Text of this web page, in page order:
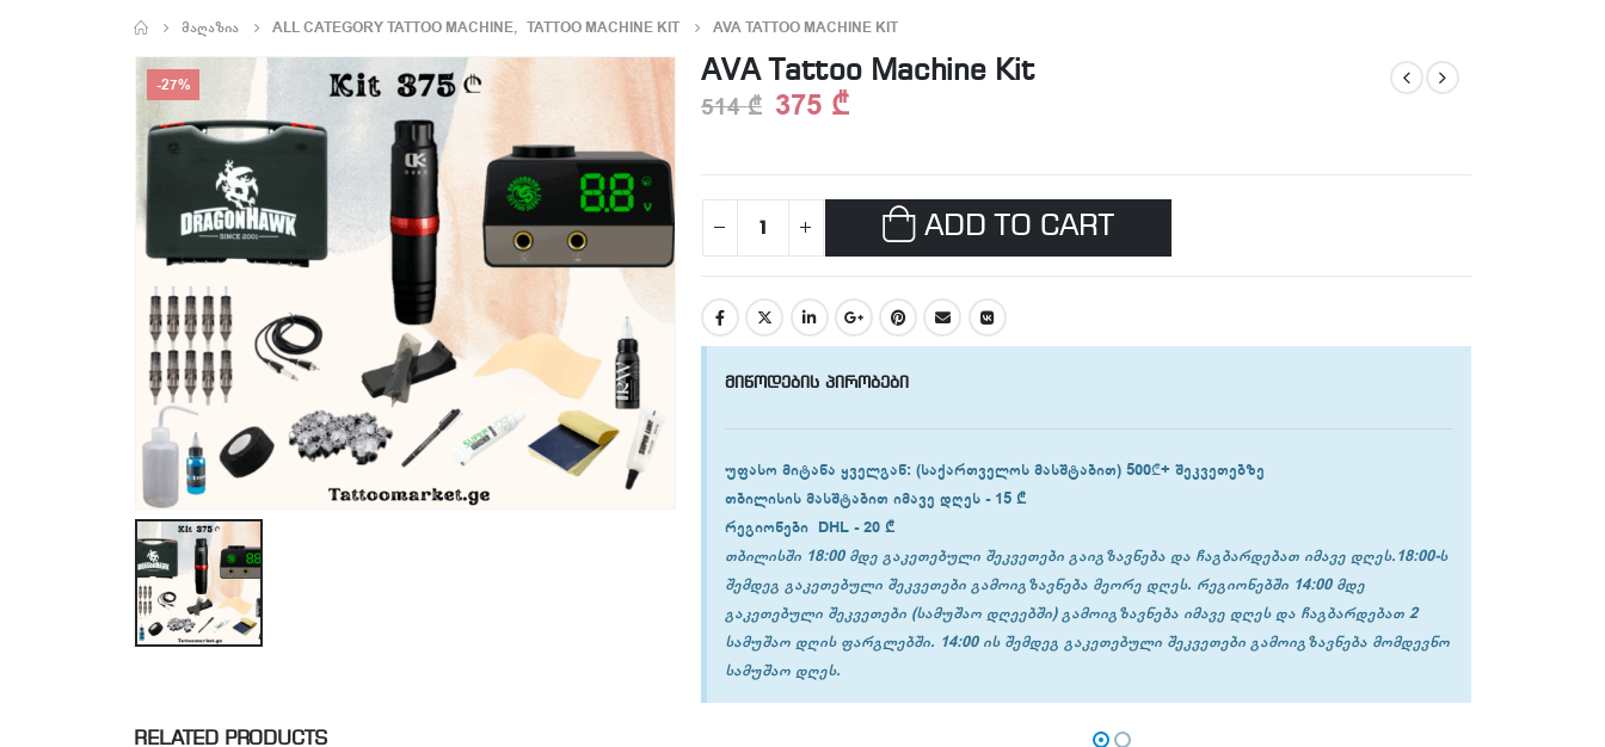
ᲛᲐᲦᲐᲖᲘᲐ ALL CATEGORY TATTOO MACHINE, TATTOO MACHINE KIT AVA TATTOO MACHINE KIT
-27% AVA Tattoo Machine Kit
514₾ 375 ₾
ADD TO CART
მიწოდების პირობები
უფასო მიტანა ყველგან: (საქართველოს მასშტაბით) 500₾+ შეკვეთებზე
თბილისისმასშტაბით იმავე დღეს -15 ₾
რეგიონებიDHL -20 ₾
თბილისში 18:00 მდე გაკეთებული შეკვეთები გაიგზავნება და ჩაგბარდებათ იმავე დღეს.18:00-ს
შემდეგ გაკეთებული შეკვეთები გამოიგზავნება მეორე დღეს. რეგიონებში 14:00 მდე
გაკეთებული შეკვეთები (სამუშაო დღეებში) გამოიგზავნება იმავე დღეს და ჩაგბარდებათ 2
სამუშაო დღის ფარგლებში. 14:00 ის შემდეგ გაკეთებული შეკვეთები გამოიგზავნება მომდევნო
სამუშაო დღეს.
RELATED PRODUCTS